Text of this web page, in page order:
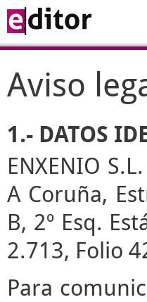
Aviso
1.- DATOS
ENXENIO
A Coruña,
B, 2º Esq.
2.713, Folio
Para